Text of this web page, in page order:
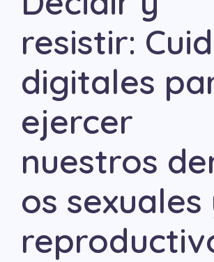
resistir:
digitales
ejercer
nuestros
os sexuales